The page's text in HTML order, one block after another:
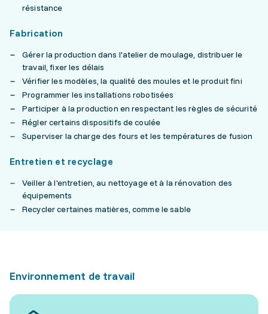
résistance
Fabrication
Gérer la production dans l'atelier de moulage, distribuer le
travail, fixer les délais
Vérifier les modèles, la qualité des moules et le produit fini
Programmer les installations robotisées
Participer à la production en respectant les règles de sécurité
Régler certains dispositifs de coulée
Superviser la charge des fours et les températures de fusion
Entretien et recyclage
Veiller à l'entretien, au nettoyage et à la rénovation des
équipements
Recycler certaines matières, comme le sable
Environnement de travail